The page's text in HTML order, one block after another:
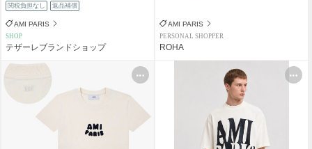
関税負担なし 返品補償
AMI PARIS
SHOP
テザーレブランドショップ
AMI PARIS
PERSONAL SHOPPER
ROHA